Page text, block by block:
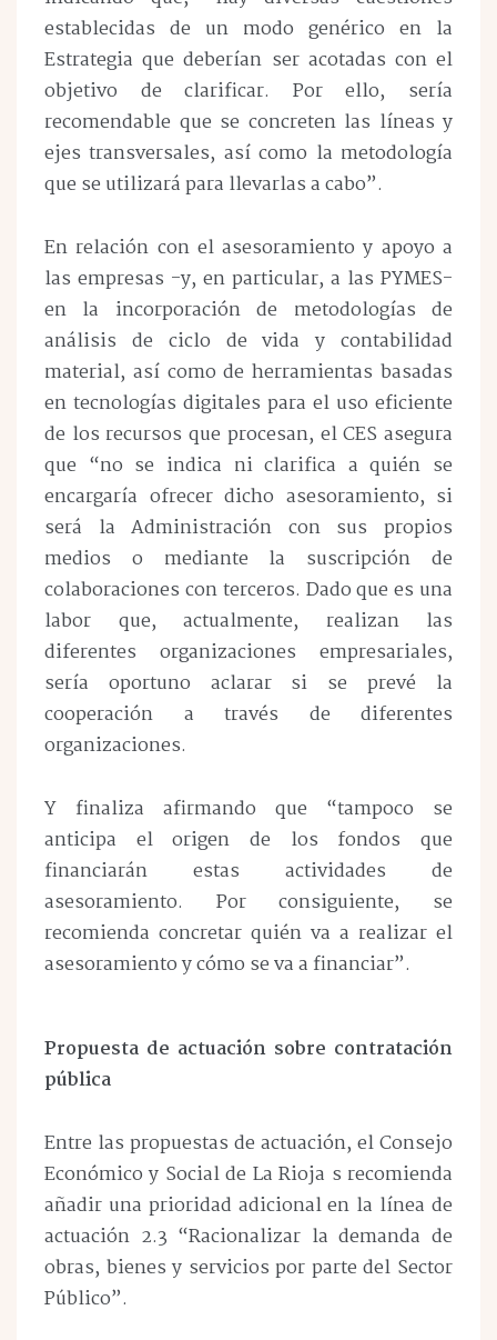
establecidas de un modo genérico en la
Estrategia que deberían ser acotadas con el
objetivo de clarificar. Por ello, sería
recomendable que se concreten las líneas y
ejes transversales, así como la metodología
que se utilizará para llevarlas a cabo”.
En relación con el asesoramiento y apoyo a
las empresas -y, en particular, a las PYMES-
en la incorporación de metodologías de
análisis de ciclo de vida y contabilidad
material, así como de herramientas basadas
en tecnologías digitales para el uso eficiente
de los recursos que procesan, el CES asegura
que “no se indica ni clarifica a quién se
encargaría ofrecer dicho asesoramiento, si
será la Administración con sus propios
medios o mediante la suscripción de
colaboraciones con terceros. Dado que es una
labor que, actualmente, realizan las
diferentes organizaciones empresariales,
sería oportuno aclarar si se prevé la
cooperación a través de diferentes
organizaciones.
Y finaliza afirmando que “tampoco se
anticipa el origen de los fondos que
financiarán estas actividades de
asesoramiento. Por consiguiente, se
recomienda concretar quién va a realizar el
asesoramiento y cómo se va a financiar”.
Propuesta de actuación sobre contratación
pública
Entre las propuestas de actuación, el Consejo
Económico y Social de La Rioja s recomienda
añadir una prioridad adicional en la línea de
actuación 2.3 “Racionalizar la demanda de
obras, bienes y servicios por parte del Sector
Público”.